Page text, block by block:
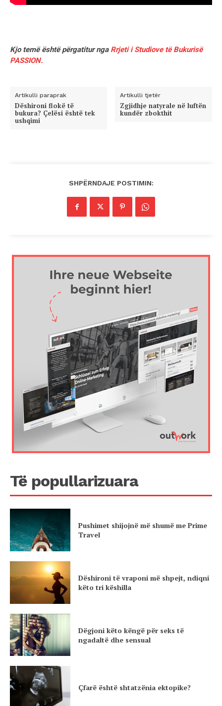
Kjo temë është përgatitur nga Rrjeti i Studiove të Bukurisë
PASSION.
Artikulli paraprak
Dëshironi flokë të
bukura? Çelësi është tek
ushqimi
Artikulli tjetër
Zgjidhje natyrale në luftën
kundër zbokthit
SHPËRNDAJE POSTIMIN:
Të popullarizuara
Pushimet shijojnë më shumë me Prime
Travel
Dëshironi të vraponi më shpejt, ndiqni
këto tri këshilla
Dëgjoni këto këngë për seks të
ngadaltë dhe sensual
Çfarë është shtatzënia ektopike?